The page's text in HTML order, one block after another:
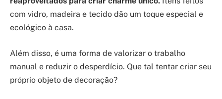
com vidro, madeira e tecido dão um toque especial e
ecológico à casa.
Além disso, é uma forma de valorizar o trabalho
manual e reduzir o desperdício. Que tal tentar criar seu
próprio objeto de decoração?